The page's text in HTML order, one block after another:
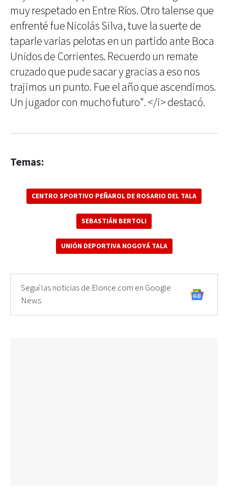
muy respetado en Entre Ríos. Otro talense que
enfrenté fue Nicolás Silva, tuve la suerte de
taparle varias pelotas en un partido ante Boca
Unidos de Corrientes. Recuerdo un remate
cruzado que pude sacar y gracias a eso nos
trajimos un punto. Fue el año que ascendimos.
Un jugador con mucho futuro". </i> destacó.
Temas:
CENTRO SPORTIVO PEÑAROL DE ROSARIO DEL TALA
SEBASTIÁN BERTOLI
UNIÓN DEPORTIVA NOGOYÁ TALA
Seguí las noticias de Elonce.com en Google
News